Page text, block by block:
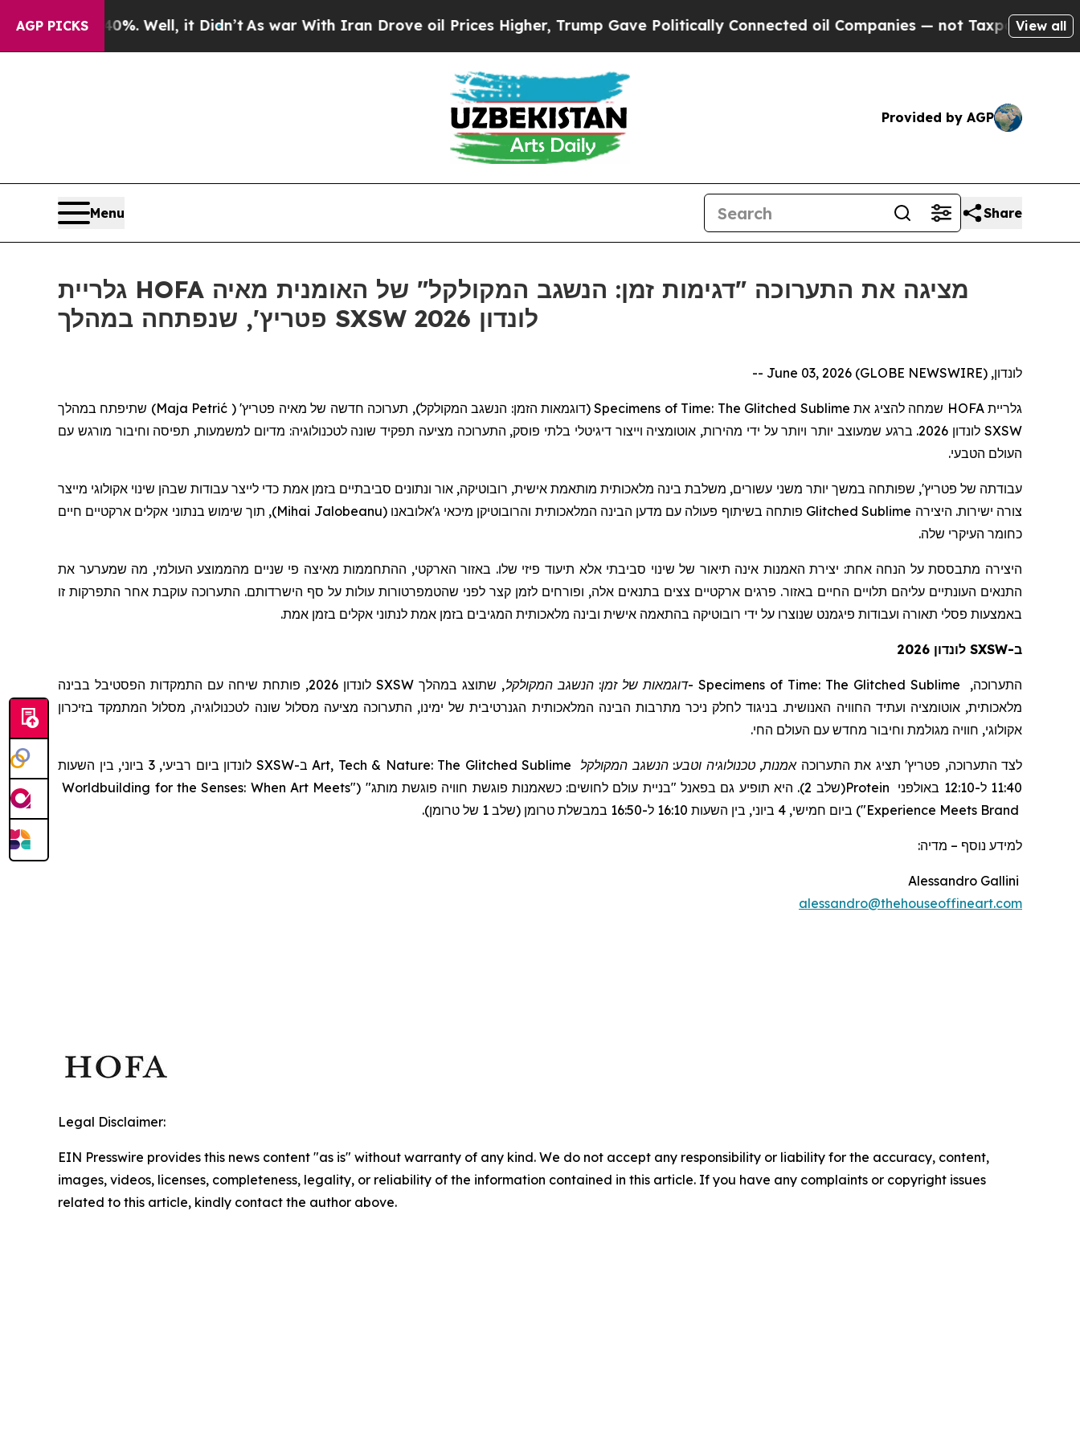
AGP PICKS40%. Well, it Didn’t As war With Iran Drove oil Prices Higher, Trump Gave Politically Connected oil Companies — not Taxpayers — theView all
Provided by AGP
Menu Share
גלריית HOFA מציגה את התערוכה "דגימות זמן: הנשגב המקולקל" של האומנית מאיה
פטריץ', שנפתחה במהלך SXSW לונדון 2026
לונדון, June 03, 2026 (GLOBE NEWSWIRE) --
גלרייתHOFA שמחה להציג את Specimens of Time: The Glitched Sublime(דוגמאות הזמן: הנשגב המקולקל), תערוכה חדשה של מאיה פטריץ'
(
Maja Petrić
) שתיפתח במהלך
SXSW
לונדון 2026. ברגע שמעוצב יותר ויותר על ידי מהירות, אוטומציה וייצור דיגיטלי בלתי פוסק, התערוכה מציעה תפקיד שונה לטכנולוגיה: מדיום למשמעות, תפיסה וחיבור מורגש עם
העולם הטבעי.
עבודתה של פטריץ', שפותחה במשך יותר משני עשורים, משלבת בינה מלאכותית מותאמת אישית, רובוטיקה, אור ונתונים סביבתיים בזמן אמת כדי לייצר עבודות שבהן שינוי אקולוגי מייצר
צורה ישירות. היצירה Glitched Sublime פותחה בשיתוף פעולה עם מדען הבינה המלאכותית והרובוטיקן מיכאי ג'אלובאנו (
Mihai Jalobeanu
), תוך שימוש בנתוני אקלים ארקטיים חיים
כחומר העיקרי שלה.
היצירה מתבססת על הנחה אחת: יצירת האמנות אינה תיאור של שינוי סביבתי אלא תיעוד פיזי שלו. באזור הארקטי, ההתחממות מאיצה פי שניים מהממוצע העולמי, מה שמערער את
התנאים העונתיים עליהם תלויים החיים באזור. פרגים ארקטיים צצים בתנאים אלה, ופורחים לזמן קצר לפני שהטמפרטורות עולות על סף הישרדותם. התערוכה עוקבת אחר התפרקות זו
באמצעות פסלי תאורה ועבודות פיגמנט שנוצרו על ידי רובוטיקה בהתאמה אישית ובינה מלאכותית המגיבים בזמן אמת לנתוני אקלים בזמן אמת.
ב-SXSW לונדון 2026
התערוכה, Specimens of Time: The Glitched Sublime
-דוגמאות של זמן: הנשגבהמקולקל, שתוצג במהלך SXSW
לונדון 2026, פותחת שיחה עם התמקדות הפסטיבל בבינה
מלאכותית, אוטומציה ועתיד החוויה האנושית. בניגוד לחלק ניכר מתרבות הבינה המלאכותית הגנרטיבית של ימינו, התערוכה מציעה מסלול שונה לטכנולוגיה, מסלול המתמקד בזיכרון
אקולוגי, חוויה מגולמת וחיבור מחדש עם העולם החי.
לצד התערוכה, פטריץ' תציג את התערוכה אמנות, טכנולוגיה וטבע: הנשגב המקולקל Art, Tech & Nature: The Glitched Sublime ב-SXSW
לונדון ביום רביעי, 3 ביוני, בין השעות
11:40 ל-12:10 באולפני
Protein(שלב 2). היא תופיע גם בפאנל "בניית עולם לחושים: כשאמנות פוגשת חוויה פוגשת מותג" ("
Worldbuilding for the Senses: When Art Meets
Experience Meets Brand
"
) ביום חמישי, 4 ביוני, בין השעות 16:10 ל-16:50 במבשלת טרומן (שלב 1 של טרומן).
למידע נוסף – מדיה:
Alessandro Gallini
alessandro@thehouseoffineart.com
Legal Disclaimer:
EIN Presswire provides this news content "as is" without warranty of any kind. We do not accept any responsibility or liability for the accuracy, content,
images, videos, licenses, completeness, legality, or reliability of the information contained in this article. If you have any complaints or copyright issues
related to this article, kindly contact the author above.